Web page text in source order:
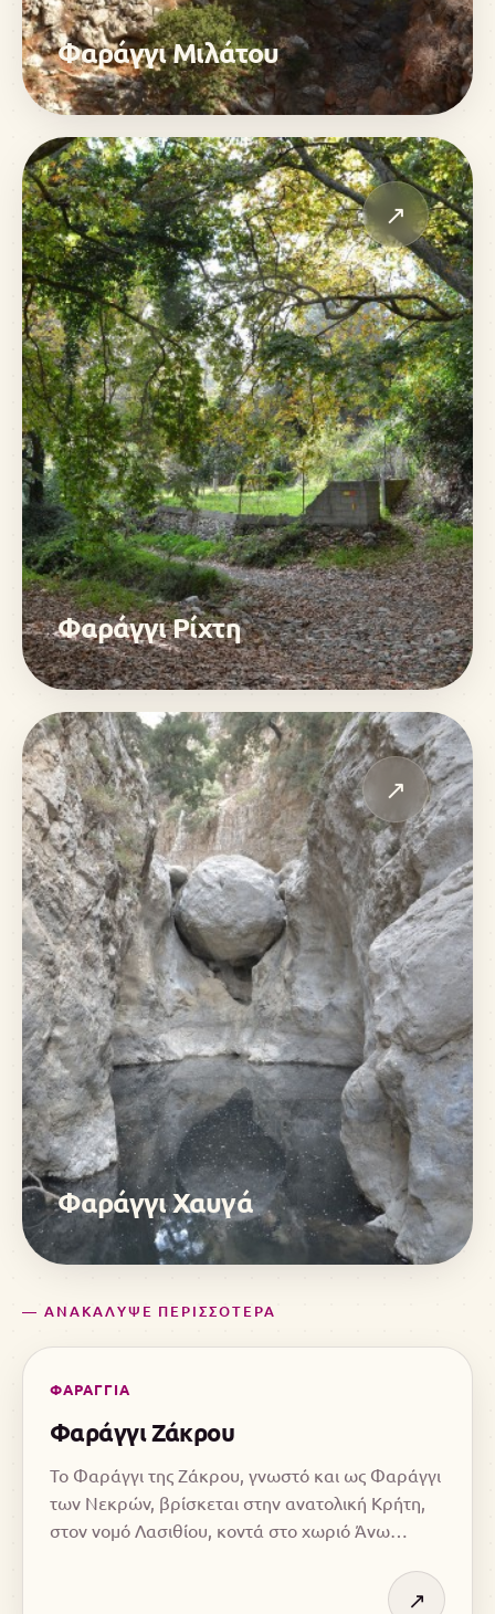
Φαράγγι Μιλάτου
↗
Φαράγγι Ρίχτη
↗
Φαράγγι Χαυγά
— ΑΝΑΚΑΛΥΨΕ ΠΕΡΙΣΣΟΤΕΡΑ
ΦΑΡΑΓΓΙΑ
Φαράγγι Ζάκρου
Το Φαράγγι της Ζάκρου, γνωστό και ως Φαράγγι
των Νεκρών, βρίσκεται στην ανατολική Κρήτη,
στον νομό Λασιθίου, κοντά στο χωριό Άνω
↗